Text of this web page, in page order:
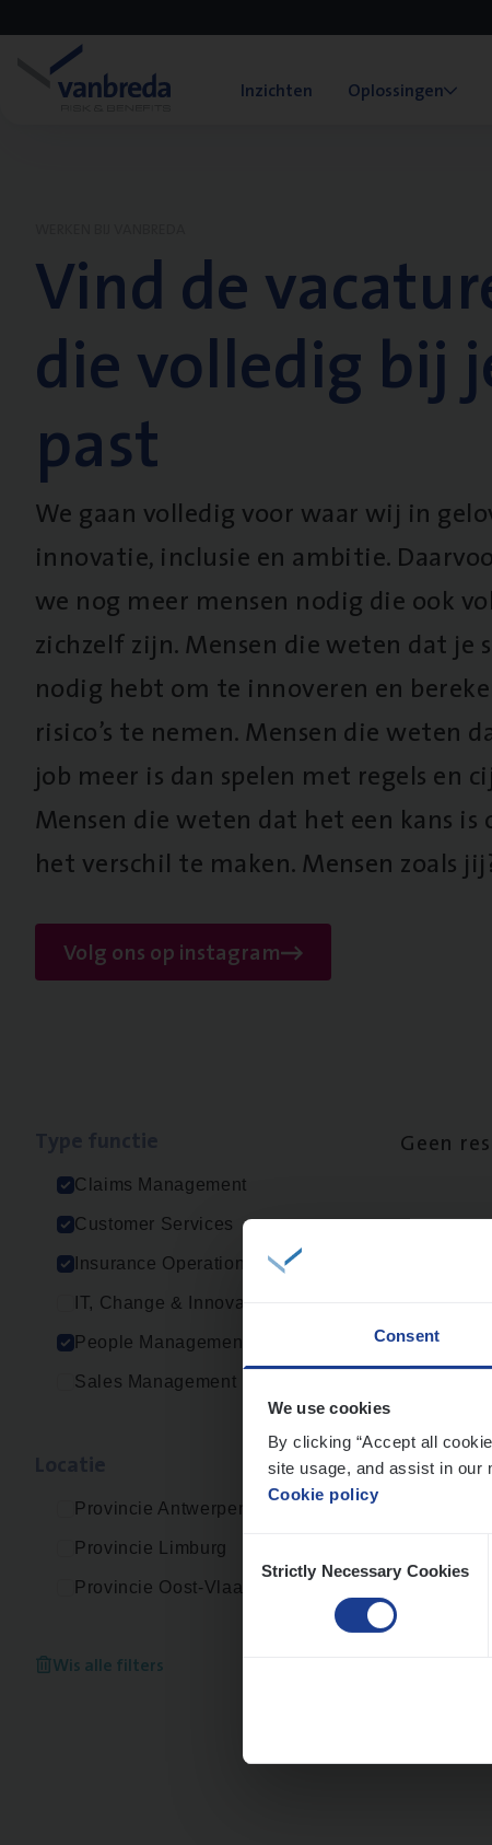
Consent
We use cookies
By clicking “Accept all
site usage, and assist in our
Cookie policy
Selection
Strictly Necessary Cookies
Inzichten Oplossingen
Vind de
die volledig bij
past
We gaan volledig voor waar wij in
innovatie, inclusie en ambitie.
we nog meer mensen nodig die ook
zichzelf zijn. Mensen die weten dat
nodig hebt om te innoveren en
risico’s te nemen. Mensen die weten
job meer is dan spelen met regels en
Mensen die weten dat het een kans is
het verschil te maken. Mensen zoals
Volg ons op instagram
Claims Management
Customer Services
Insurance Operations
IT, Change & Innovation
People Management
Sales Management
Provincie Antwerpen
Provincie Limburg
Provincie Oost-Vlaanderen
Wis alle filters
Geen